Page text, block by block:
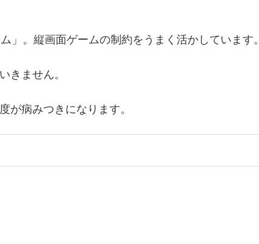
。縦画面ゲームの制約をうまく活かしています。
きません。
が病みつきになります。